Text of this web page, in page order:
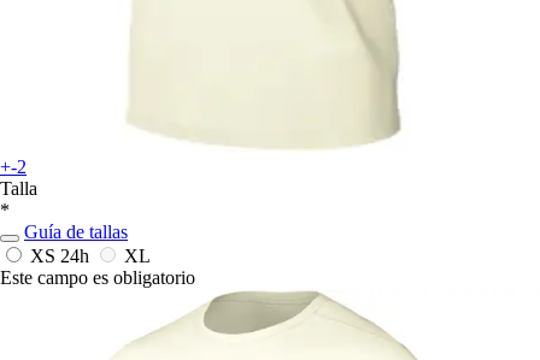
+-2
Talla
*
Guía de tallas
XS 24h
XL
Este campo es obligatorio